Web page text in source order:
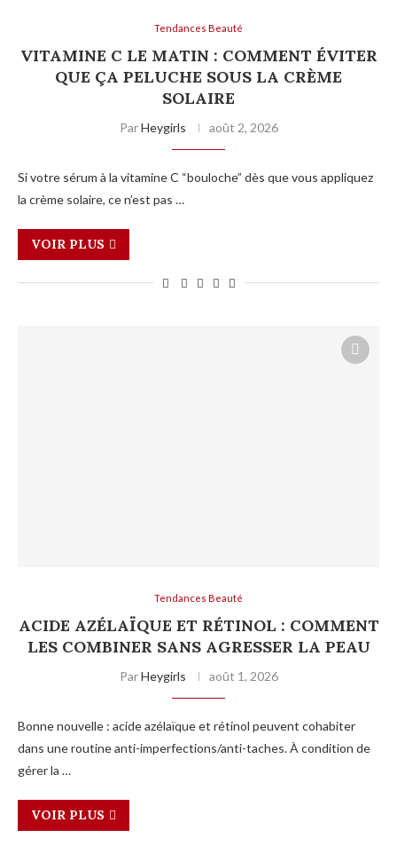
Tendances Beauté
VITAMINE C LE MATIN : COMMENT ÉVITER
QUE ÇA PELUCHE SOUS LA CRÈME
SOLAIRE
ParHeygirls août 2, 2026
Si votre sérum à la vitamine C “bouloche” dès que vous appliquez
la crème solaire, ce n’est pas …
VOIR PLUS
Tendances Beauté
ACIDE AZÉLAÏQUE ET RÉTINOL : COMMENT
LES COMBINER SANS AGRESSER LA PEAU
ParHeygirls août 1, 2026
Bonne nouvelle : acide azélaïque et rétinol peuvent cohabiter
dans une routine anti-imperfections/anti-taches. À condition de
gérer la …
VOIR PLUS